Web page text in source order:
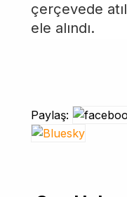
çerçevede
ele alındı.
Paylaş: